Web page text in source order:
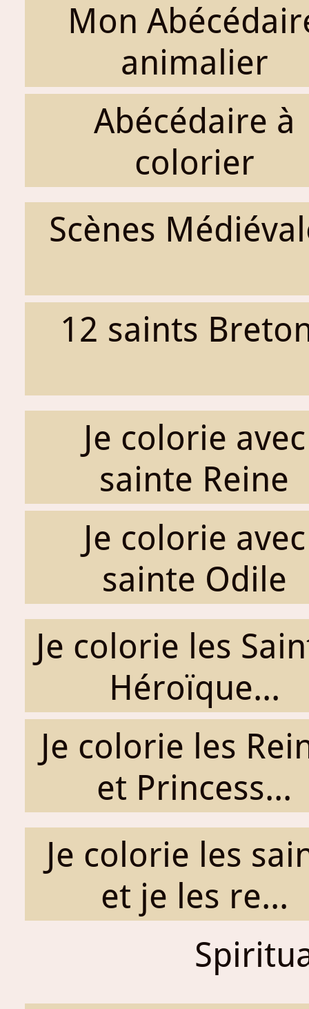
Mon
animalier
Abécédaire à
colorier
Scènes
12 saints
Je colorie avec
sainte Reine
Je colorie avec
sainte Odile
Je colorie les
Héroïque...
Je colorie les
et Princess...
Je colorie les
et je les re...